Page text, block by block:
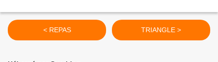
< REPAS TRIANGLE >